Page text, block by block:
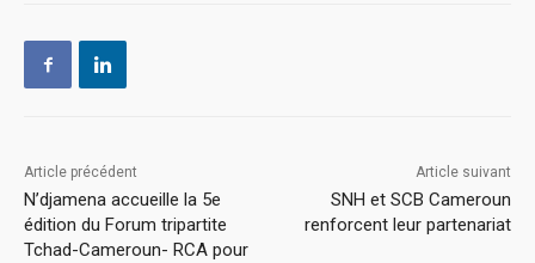
Article précédent
N’djamena accueille la 5e
édition du Forum tripartite
Tchad-Cameroun- RCA pour
Article suivant
SNH et SCB Cameroun
renforcent leur partenariat